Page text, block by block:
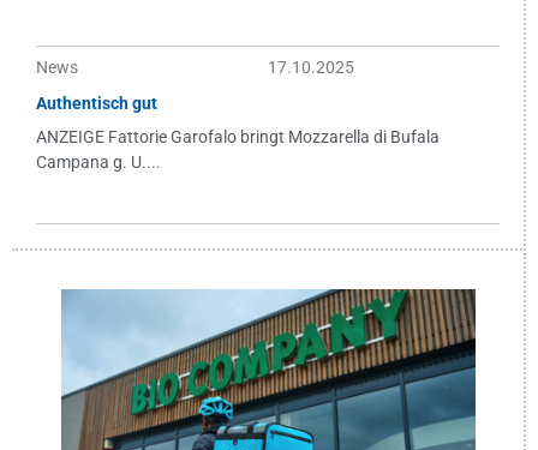
News
17.10.2025
Authentisch gut
ANZEIGE Fattorie Garofalo bringt Mozzarella di Bufala
Campana g. U....